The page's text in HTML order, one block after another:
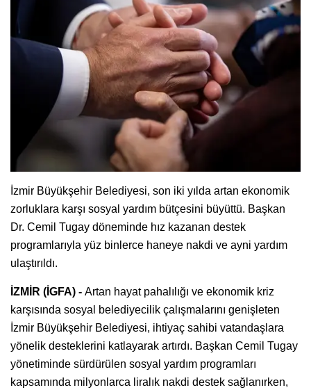
İzmir Büyükşehir Belediyesi, son iki yılda artan ekonomik
zorluklara karşı sosyal yardım bütçesini büyüttü. Başkan
Dr. Cemil Tugay döneminde hız kazanan destek
programlarıyla yüz binlerce haneye nakdi ve ayni yardım
ulaştırıldı.
İZMİR (İGFA) - Artan hayat pahalılığı ve ekonomik kriz
karşısında sosyal belediyecilik çalışmalarını genişleten
İzmir Büyükşehir Belediyesi, ihtiyaç sahibi vatandaşlara
yönelik desteklerini katlayarak artırdı. Başkan Cemil Tugay
yönetiminde sürdürülen sosyal yardım programları
kapsamında milyonlarca liralık nakdi destek sağlanırken,